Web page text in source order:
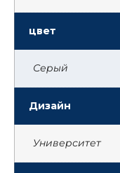
цвет
Серый
Дизайн
Университет